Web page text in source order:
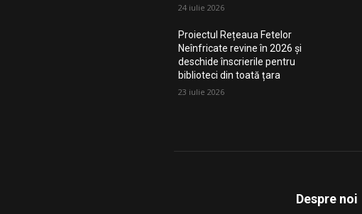
24 iulie 2026
Proiectul Rețeaua Fetelor
Neînfricate revine în 2026 și
deschide înscrierile pentru
biblioteci din toată țara
23 iulie 2026
Despre noi